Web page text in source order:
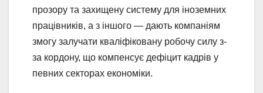
прозору та захищену систему для іноземних
працівників, а з іншого — дають компаніям
змогу залучати кваліфіковану робочу силу з-
за кордону, що компенсує дефіцит кадрів у
певних секторах економіки.